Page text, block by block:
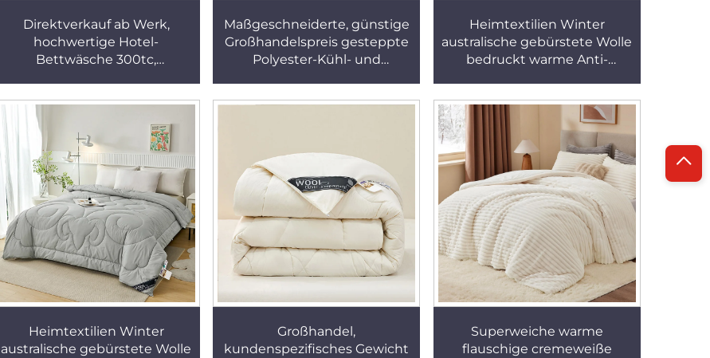
Direktverkauf ab Werk,
hochwertige Hotel-
Bettwäsche 300tc,
Maßgeschneiderte, günstige
Großhandelspreis gesteppte
Polyester-Kühl- und
Heimtextilien Winter
australische gebürstete Wolle
bedruckt warme Anti-
Heimtextilien Winter
australische gebürstete Wolle
Großhandel,
kundenspezifisches Gewicht
Superweiche warme
flauschige cremeweiße